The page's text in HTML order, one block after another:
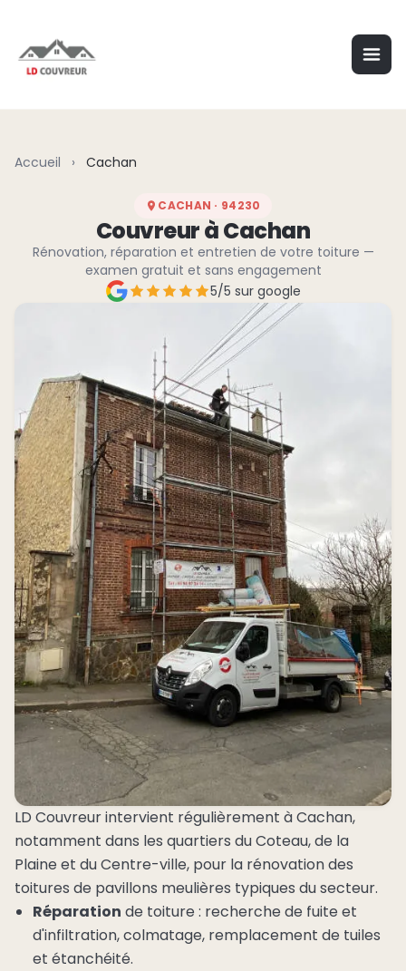
Accueil › Cachan
CACHAN · 94230
Couvreur à Cachan
Rénovation, réparation et entretien de votre toiture —
examen gratuit et sans engagement
5/5 sur google
LD Couvreur intervient régulièrement à Cachan,
notamment dans les quartiers du Coteau, de la
Plaine et du Centre-ville, pour la rénovation des
toitures de pavillons meulières typiques du secteur.
Réparation de toiture : recherche de fuite et
d'infiltration, colmatage, remplacement de tuiles
et étanchéité.